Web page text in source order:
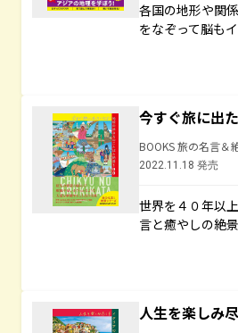
各国の地形や関
をなぞって脳も
今すぐ旅に出
BOOKS 旅の名言＆
2022.11.18 発売
世界を４０年以
言と癒やしの絶
人生を楽しみ